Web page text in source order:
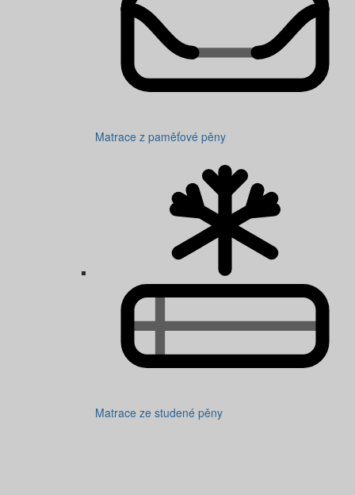
Matrace z paměťové pěny
Matrace ze studené pěny